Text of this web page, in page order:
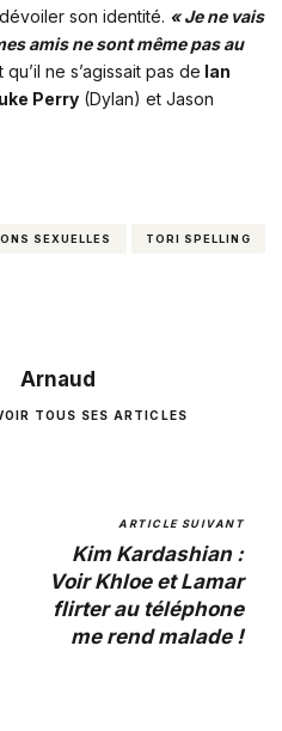
son identité. « Je ne vais
amis ne sont même pas au
ne s’agissait pas de Ian
Perry (Dylan) et Jason
SEXUELLES TORI SPELLING
Arnaud
TOUS SES ARTICLES
ARTICLE SUIVANT
Kim Kardashian :
Voir Khloe et Lamar
flirter au téléphone
me rend malade !